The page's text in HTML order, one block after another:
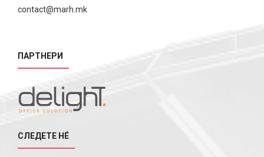
contact@marh.mk
ПАРТНЕРИ
СЛЕДЕТЕ НÉ